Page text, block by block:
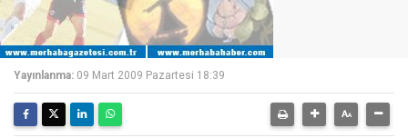
Yayınlanma: 09 Mart 2009 Pazartesi 18:39